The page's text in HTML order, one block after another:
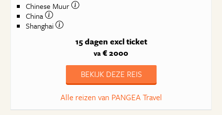
Chinese Muur
China
Shanghai
15 dagen excl ticket
va € 2000
BEKIJK DEZE REIS
Alle reizen van PANGEA Travel